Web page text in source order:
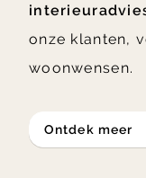
onze klanten,
woonwensen.
ontdek meer